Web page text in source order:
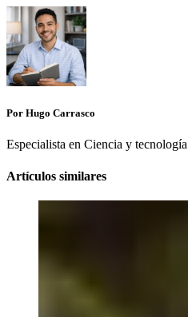
Por Hugo Carrasco
Especialista en Ciencia y tecnología
Artículos similares